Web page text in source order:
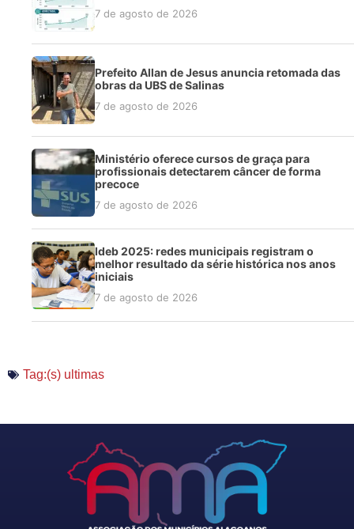
7 de agosto de 2026
Prefeito Allan de Jesus anuncia retomada das
obras da UBS de Salinas
7 de agosto de 2026
Ministério oferece cursos de graça para
profissionais detectarem câncer de forma
precoce
7 de agosto de 2026
Ideb 2025: redes municipais registram o
melhor resultado da série histórica nos anos
iniciais
7 de agosto de 2026
Tag:(s) ultimas